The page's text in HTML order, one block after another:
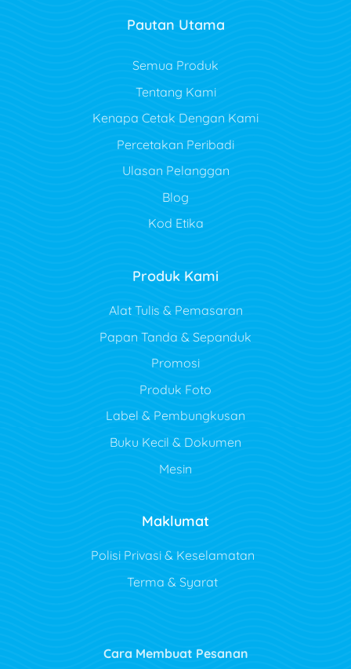
Pautan Utama
Semua Produk
Tentang Kami
Kenapa Cetak Dengan Kami
Percetakan Peribadi
Ulasan Pelanggan
Blog
Kod Etika
Produk Kami
Alat Tulis & Pemasaran
Papan Tanda & Sepanduk
Promosi
Produk Foto
Label & Pembungkusan
Buku Kecil & Dokumen
Mesin
Maklumat
Polisi Privasi & Keselamatan
Terma & Syarat
Cara Membuat Pesanan